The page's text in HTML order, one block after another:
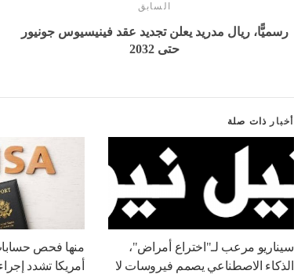
السابق
رسميًّا، ريال مدريد يعلن تجديد عقد فينيسيوس جونيور
حتى 2032
أخبار ذات صلة
سيناريو مرعب لـ"اختراع أمراض"،
الذكاء الاصطناعي يصمم فيروسات لا
منها فحص
أمريكا تشدد